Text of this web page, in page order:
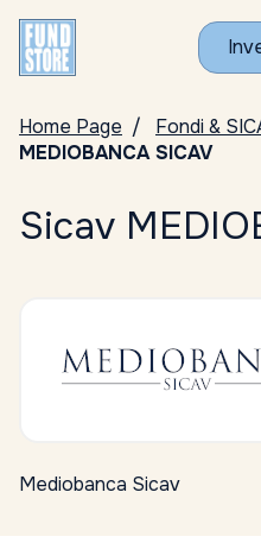
Home Page Fondi &
MEDIOBANCA SICAV
Sicav
Mediobanca Sicav